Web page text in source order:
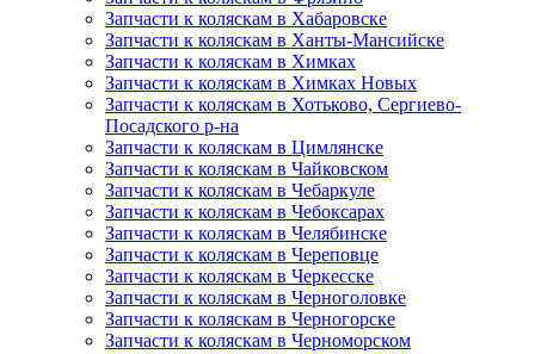
Запчасти к коляскам в Хабаровске
Запчасти к коляскам в Ханты-Мансийске
Запчасти к коляскам в Химках
Запчасти к коляскам в Химках Новых
Запчасти к коляскам в Хотьково, Сергиево-
Посадского р-на
Запчасти к коляскам в Цимлянске
Запчасти к коляскам в Чайковском
Запчасти к коляскам в Чебаркуле
Запчасти к коляскам в Чебоксарах
Запчасти к коляскам в Челябинске
Запчасти к коляскам в Череповце
Запчасти к коляскам в Черкесске
Запчасти к коляскам в Черноголовке
Запчасти к коляскам в Черногорске
Запчасти к коляскам в Черноморском